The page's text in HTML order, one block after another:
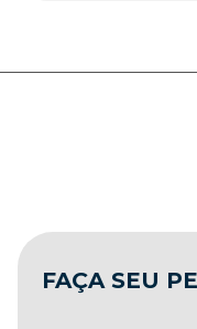
FAÇA SEU